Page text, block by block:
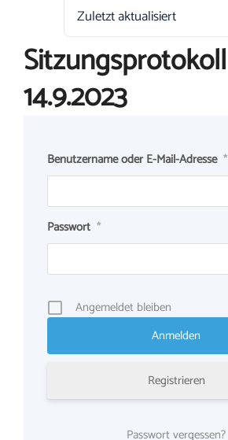
Zuletzt aktualisiert
Sitzungsprotokoll
14.9.2023
Benutzername oder E-Mail-Adresse *
Passwort *
Angemeldet bleiben
Registrieren
Passwort vergessen?